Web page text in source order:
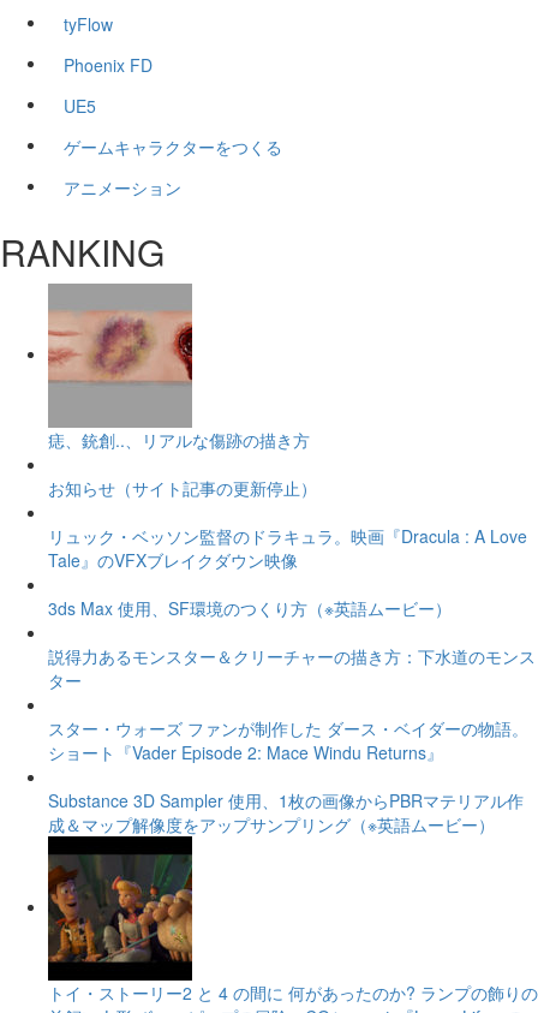
tyFlow
Phoenix FD
UE5
ゲームキャラクターをつくる
アニメーション
RANKING
痣、銃創..、リアルな傷跡の描き方
お知らせ（サイト記事の更新停止）
リュック・ベッソン監督のドラキュラ。映画『Dracula : A Love
Tale』のVFXブレイクダウン映像
3ds Max 使用、SF環境のつくり方（※英語ムービー）
説得力あるモンスター＆クリーチャーの描き方：下水道のモンス
ター
スター・ウォーズ ファンが制作した ダース・ベイダーの物語。
ショート『Vader Episode 2: Mace Windu Returns』
Substance 3D Sampler 使用、1枚の画像からPBRマテリアル作
成＆マップ解像度をアップサンプリング（※英語ムービー）
トイ・ストーリー2 と 4 の間に 何があったのか? ランプの飾りの